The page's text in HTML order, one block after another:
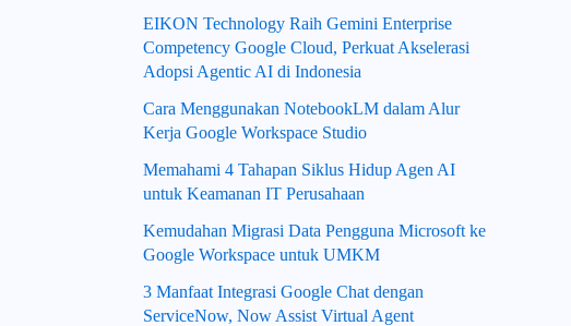
EIKON Technology Raih Gemini Enterprise
Competency Google Cloud, Perkuat Akselerasi
Adopsi Agentic AI di Indonesia
Cara Menggunakan NotebookLM dalam Alur
Kerja Google Workspace Studio
Memahami 4 Tahapan Siklus Hidup Agen AI
untuk Keamanan IT Perusahaan
Kemudahan Migrasi Data Pengguna Microsoft ke
Google Workspace untuk UMKM
3 Manfaat Integrasi Google Chat dengan
ServiceNow, Now Assist Virtual Agent